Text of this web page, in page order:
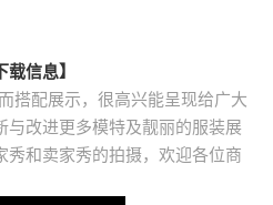
信息】
搭配展示，很高兴能呈现给广大
与改进更多模特及靓丽的服装展
秀和卖家秀的拍摄，欢迎各位商